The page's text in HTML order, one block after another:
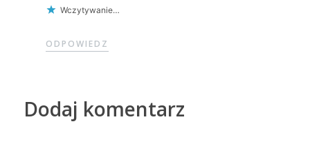
Wczytywanie…
ODPOWIEDZ
Dodaj komentarz